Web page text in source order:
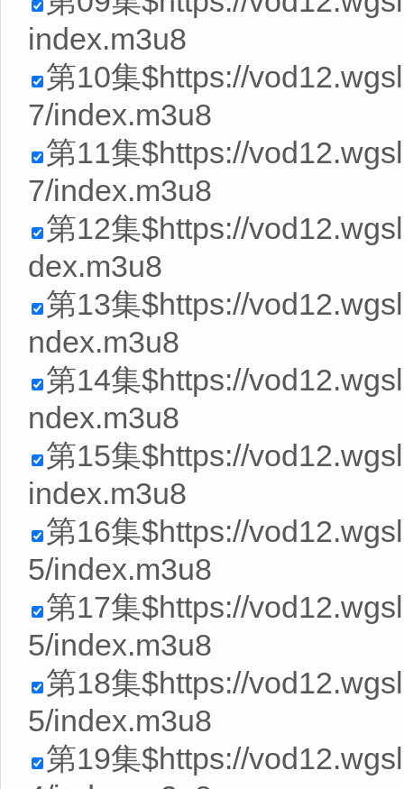
index.m3u8
第10集$https://
7/index.m3u8
第11集$https://
7/index.m3u8
第12集$https://
dex.m3u8
第13集$https://
ndex.m3u8
第14集$https://
ndex.m3u8
第15集$https://
index.m3u8
第16集$https://
5/index.m3u8
第17集$https://
5/index.m3u8
第18集$https://
5/index.m3u8
第19集$https://